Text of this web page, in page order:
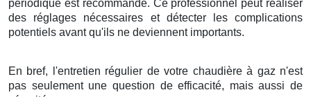
périodique est recommandé. Ce professionnel peut réaliser
des réglages nécessaires et détecter les complications
potentiels avant qu'ils ne deviennent importants.
En bref, l'entretien régulier de votre chaudière à gaz n'est
pas seulement une question de efficacité, mais aussi de